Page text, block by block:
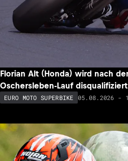
Florian Alt (Honda) wird nach
Oschersleben-Lauf disqualifiziert
EURO MOTO SUPERBIKE 05.08.2026 -